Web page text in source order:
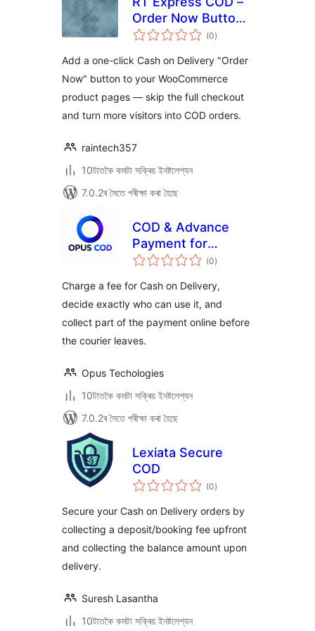
Order Now Button
for WooCommerce
(0টা
মুঠ)
Add a one-click Cash on Delivery "Order
Now" button to your WooCommerce
product pages — skip the full checkout
and turn more visitors into COD orders.
raintech357
10টাতকৈ কমটা সক্ৰিয় ইনষ্টলেশ্যন
7.0.2ৰ সৈতে পৰীক্ষা কৰা হৈছে
COD & Advance
Payment for
WooCommerce
(0টা
মুঠ)
Charge a fee for Cash on Delivery,
decide exactly who can use it, and
collect part of the payment online before
the courier leaves.
Opus Techologies
10টাতকৈ কমটা সক্ৰিয় ইনষ্টলেশ্যন
7.0.2ৰ সৈতে পৰীক্ষা কৰা হৈছে
Lexiata Secure
COD
(0টা
মুঠ)
Secure your Cash on Delivery orders by
collecting a deposit/booking fee upfront
and collecting the balance amount upon
delivery.
Suresh Lasantha
10টাতকৈ কমটা সক্ৰিয় ইনষ্টলেশ্যন